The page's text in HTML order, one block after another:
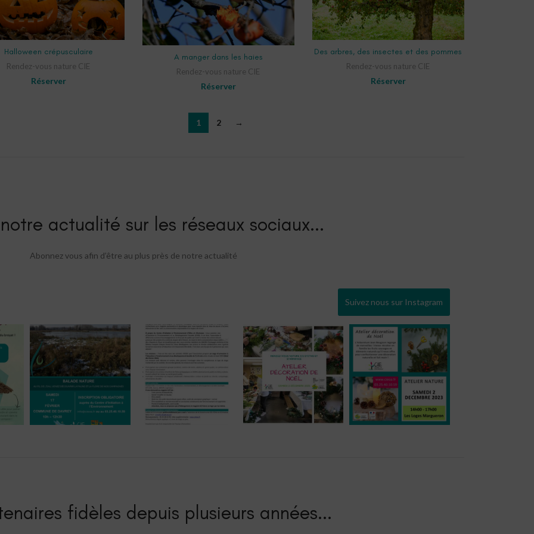
Halloween crépusculaire
Rendez-vous nature CIE
Réserver
SELECT OPTIONS
A manger dans les haies
Rendez-vous nature CIE
Réserver
Des arbres, des insectes et des pommes
Rendez-vous nature CIE
Réserver
1 2 →
actualité sur les réseaux sociaux...
Abonnez vous afin d’être au plus près de notre actualité
Suivez nous sur Instagram
fidèles depuis plusieurs années.​..